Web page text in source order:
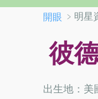
開眼 ﹥明
彼
出生地：美